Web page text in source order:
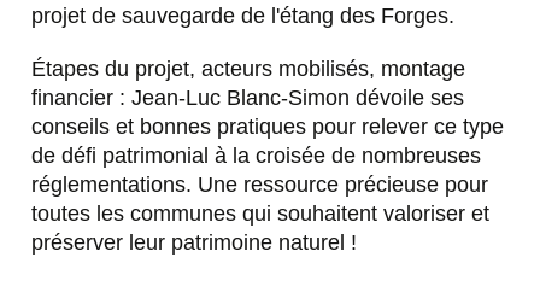
projet de sauvegarde de l'étang des Forges.
Étapes du projet, acteurs mobilisés, montage
financier : Jean-Luc Blanc-Simon dévoile ses
conseils et bonnes pratiques pour relever ce type
de défi patrimonial à la croisée de nombreuses
réglementations. Une ressource précieuse pour
toutes les communes qui souhaitent valoriser et
préserver leur patrimoine naturel !